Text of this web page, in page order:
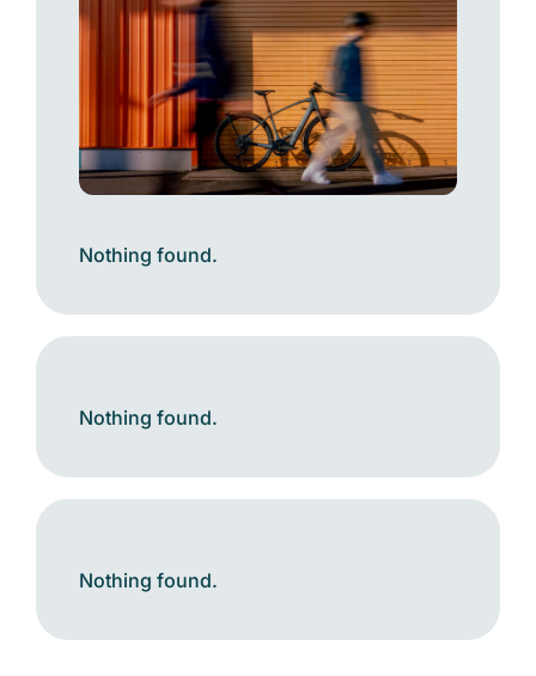
Nothing found.
Nothing found.
Nothing found.